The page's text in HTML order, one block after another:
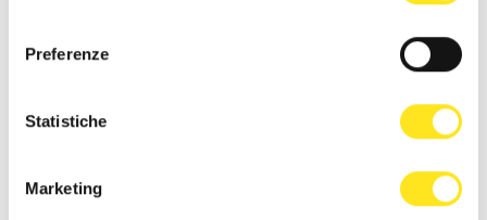
Preferenze
Statistiche
Marketing
Richiedi informazioni